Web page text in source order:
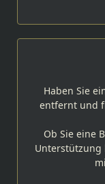
Haben Sie
entfernt und
Ob Sie eine
Unterstützung